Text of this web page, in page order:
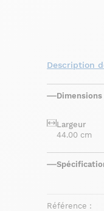
Description
Largeur
44.00 cm
Référence :